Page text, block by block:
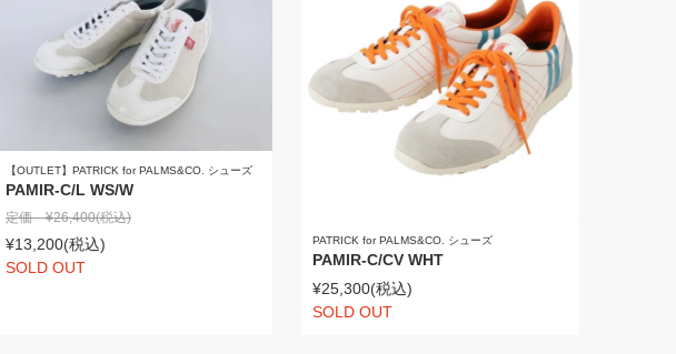
【OUTLET】PATRICK for PALMS&CO. シューズ
PAMIR-C/L WS/W
定価 ¥26,400(税込)
¥13,200(税込)
SOLD OUT
PATRICK for PALMS&CO. シューズ
PAMIR-C/CV WHT
¥25,300(税込)
SOLD OUT